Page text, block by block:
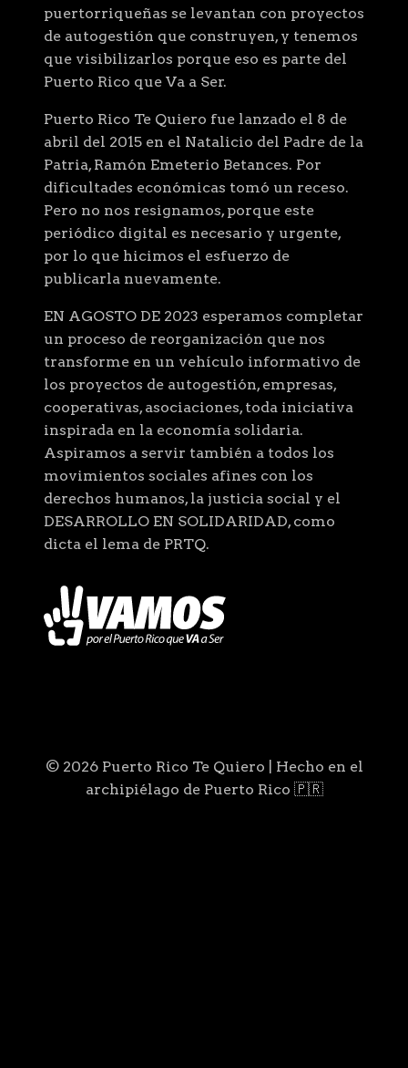
puertorriqueñas se levantan con proyectos
de autogestión que construyen, y tenemos
que visibilizarlos porque eso es parte del
Puerto Rico que Va a Ser.
Puerto Rico Te Quiero fue lanzado el 8 de
abril del 2015 en el Natalicio del Padre de la
Patria, Ramón Emeterio Betances. Por
dificultades económicas tomó un receso.
Pero no nos resignamos, porque este
periódico digital es necesario y urgente,
por lo que hicimos el esfuerzo de
publicarla nuevamente.
EN AGOSTO DE 2023 esperamos completar
un proceso de reorganización que nos
transforme en un vehículo informativo de
los proyectos de autogestión, empresas,
cooperativas, asociaciones, toda iniciativa
inspirada en la economía solidaria.
Aspiramos a servir también a todos los
movimientos sociales afines con los
derechos humanos, la justicia social y el
DESARROLLO EN SOLIDARIDAD, como
dicta el lema de PRTQ.
© 2026 Puerto Rico Te Quiero | Hecho en el
archipiélago de Puerto Rico 🇵🇷